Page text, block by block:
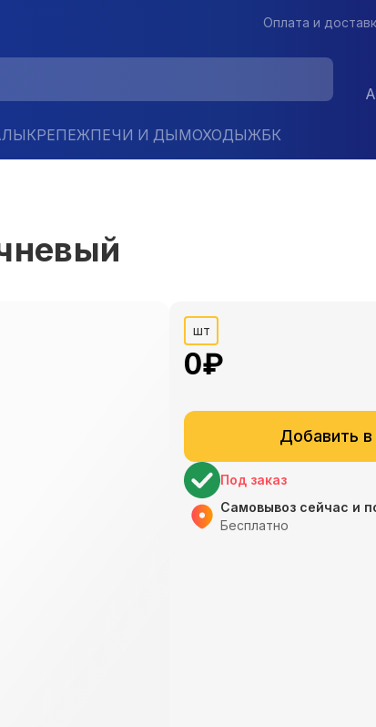
Оплата и
КРЕПЕЖПЕЧИ И ДЫМОХОДЫЖБК
шт
0₽
Добавить в
Под заказ
Самовывоз сейчас и
Бесплатно